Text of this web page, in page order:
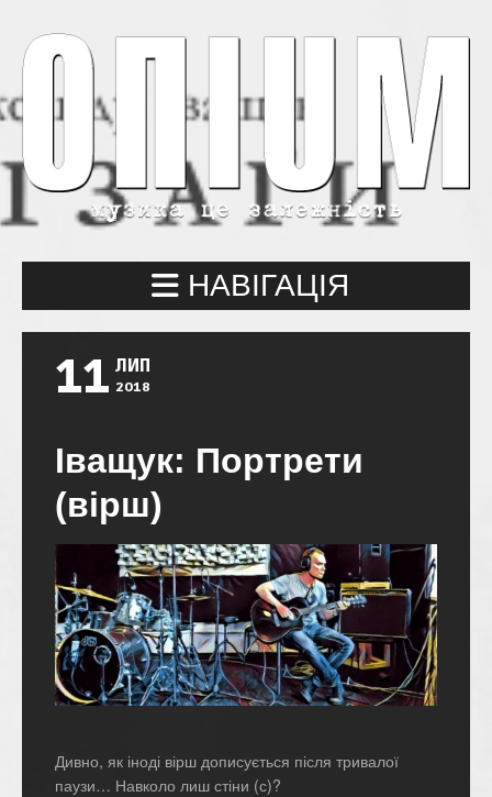
НАВІГАЦІЯ
11 ЛИП
2018
Іващук: Портрети
(вірш)
Дивно, як іноді вірш дописується після тривалої
паузи… Навколо лиш стіни (с)?